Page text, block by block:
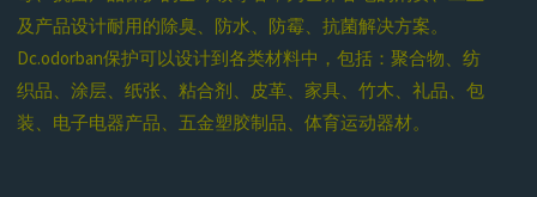
及产品设计耐用的除臭、防水、防霉、抗菌解决方案。
Dc.odorban保护可以设计到各类材料中，包括：聚合物、纺
织品、涂层、纸张、粘合剂、皮革、家具、竹木、礼品、包
装、电子电器产品、五金塑胶制品、体育运动器材。